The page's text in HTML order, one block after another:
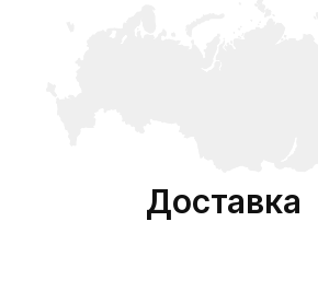
Доставка